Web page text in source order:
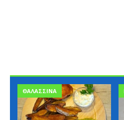
ΘΑΛΑΣΣΙΝΑ